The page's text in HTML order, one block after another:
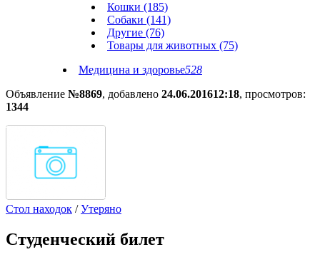
Кошки (185)
Собаки (141)
Другие (76)
Товары для животных (75)
Медицина и здоровье528
Объявление №8869, добавлено 24.06.201612:18, просмотров:
1344
Стол находок /Утеряно
Студенческий билет